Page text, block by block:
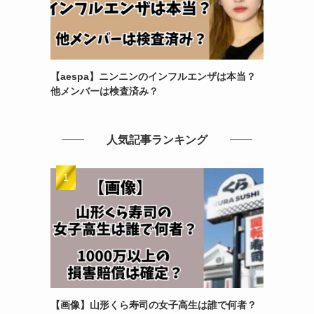
【aespa】ニンニンのインフルエンザは本当？
他メンバーは検査済み？
人気記事ランキング
【画像】山形くら寿司の女子高生は誰で何者？